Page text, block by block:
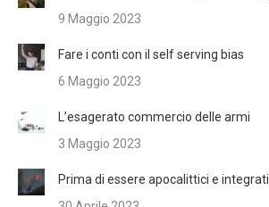
9 Maggio 2023
Fare i conti con il self serving bias
6 Maggio 2023
L’esagerato commercio delle armi
3 Maggio 2023
Prima di essere apocalittici e integrati